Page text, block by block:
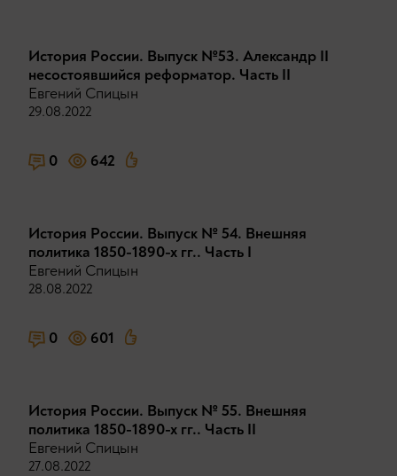
История России. Выпуск №53. Александр II
несостоявшийся реформатор. Часть II
Евгений Спицын
29.08.2022
0 642
История России. Выпуск № 54. Внешняя
политика 1850-1890-х гг.. Часть I
Евгений Спицын
28.08.2022
0 601
История России. Выпуск № 55. Внешняя
политика 1850-1890-х гг.. Часть II
Евгений Спицын
27.08.2022